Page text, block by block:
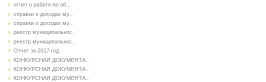
отчет о работе по об...
справки о доходах му...
справки о доходах му...
реестр муниципальног...
реестр муниципальног...
Отчет за 2017 год
КОНКУРСНАЯ ДОКУМЕНТА...
КОНКУРСНАЯ ДОКУМЕНТА...
КОНКУРСНАЯ ДОКУМЕНТА...